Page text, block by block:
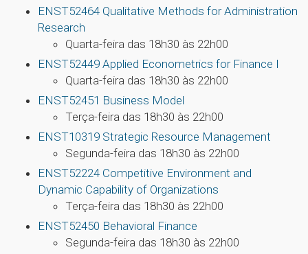
ENST52464 Qualitative Methods for Administration
Research
Quarta-feira das 18h30 às 22h00
ENST52449 Applied Econometrics for Finance I
Quarta-feira das 18h30 às 22h00
ENST52451 Business Model
Terça-feira das 18h30 às 22h00
ENST10319 Strategic Resource Management
Segunda-feira das 18h30 às 22h00
ENST52224 Competitive Environment and
Dynamic Capability of Organizations
Terça-feira das 18h30 às 22h00
ENST52450 Behavioral Finance
Segunda-feira das 18h30 às 22h00